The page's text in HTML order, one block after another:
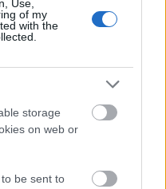
Use,
of my
with the
storage
on web or
be sent to
az arcokon,
is, ők is: megadom
döcög megannyi
emelkedve karolnak
- sajnálom,
fel, basszusgitár
elég. Nem tudom
fekete a
felettem és
néha mégis olyan jó